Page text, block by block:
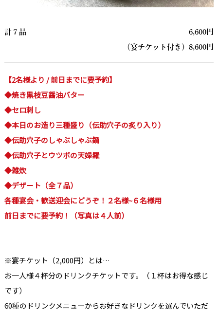
計７品 6,600円
（宴チケット付き）8,600円
【2名様より / 前日までに要予約】
◆焼き黒枝豆醤油バター
◆セロ刺し
◆本日のお造り三種盛り（伝助穴子の炙り入り）
◆伝助穴子のしゃぶしゃぶ鍋
◆伝助穴子とウツボの天婦羅
◆雑炊
◆デザート（全７品）
各種宴会・歓送迎会にどうぞ！２名様~６名様用
前日までに要予約！（写真は４人前）
※宴チケット（2,000円）とは…
お一人様４杯分のドリンクチケットです。（１杯はお得な感じ
です）
60種のドリンクメニューからお好きなドリンクを選んでいただ